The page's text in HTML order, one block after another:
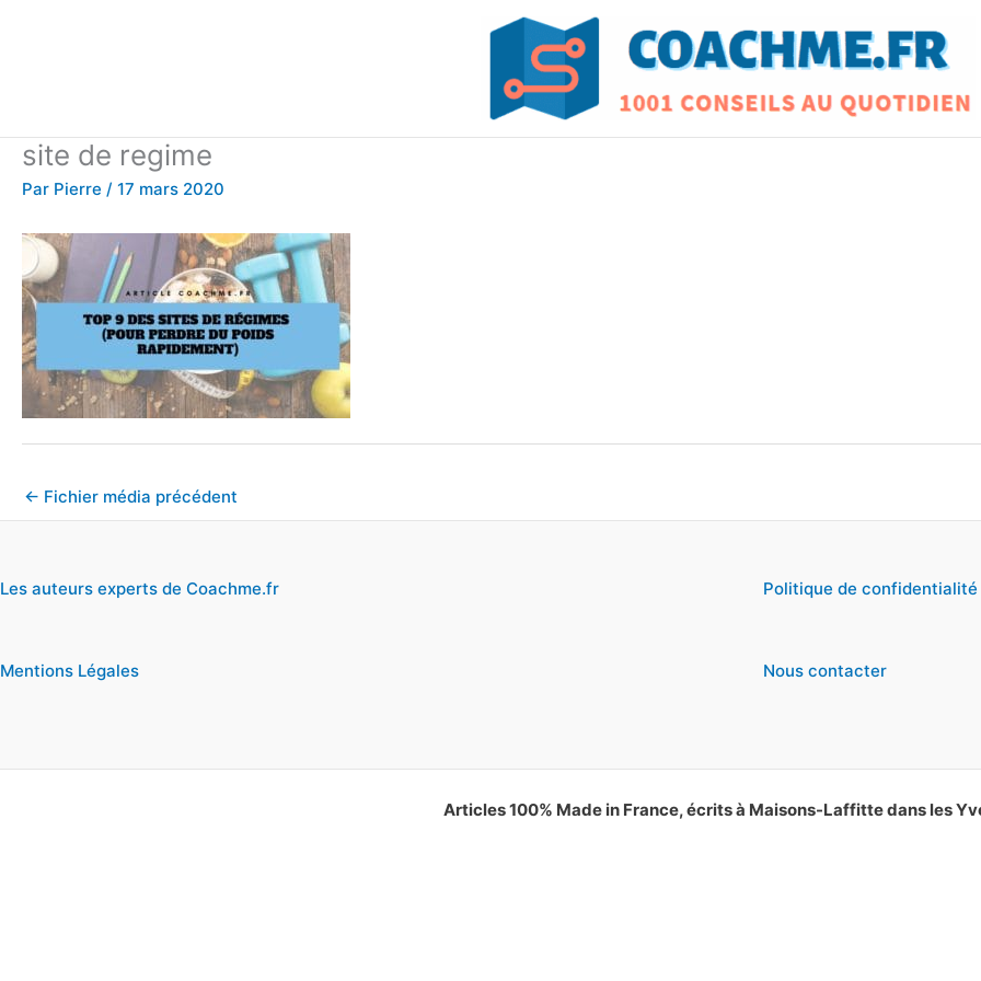
site de regime
Par Pierre / 17 mars 2020
← Fichier média précédent
Les auteurs experts de Coachme.fr
Mentions Légales
Politique de confidentialité
Nous contacter
Articles 100% Made in France, écrits à Maisons-Laffitte dans les